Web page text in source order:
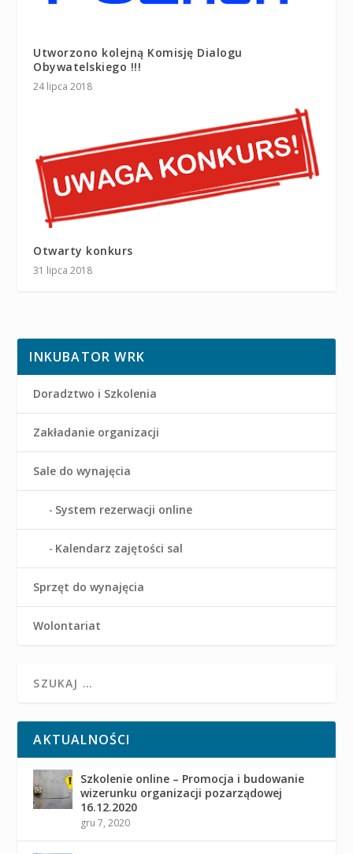
Utworzono kolejną Komisję Dialogu
Obywatelskiego !!!
24 lipca 2018
Otwarty konkurs
31 lipca 2018
INKUBATOR WRK
Doradztwo i Szkolenia
Zakładanie organizacji
Sale do wynajęcia
System rezerwacji online
Kalendarz zajętości sal
Sprzęt do wynajęcia
Wolontariat
AKTUALNOŚCI
Szkolenie online – Promocja i budowanie
wizerunku organizacji pozarządowej
16.12.2020
gru 7, 2020